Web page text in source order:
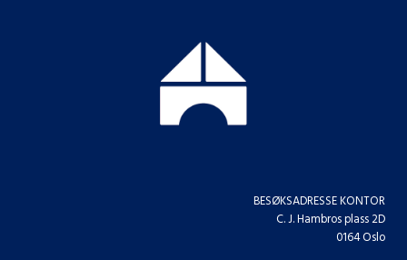
BESØKSADRESSE KONTOR
C. J. Hambros plass 2D
0164 Oslo